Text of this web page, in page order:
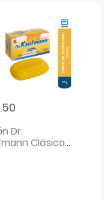
Dr.
Clásico